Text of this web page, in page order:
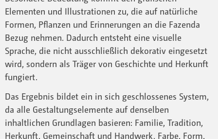
Elementen und Illustrationen zu, die auf natürliche
Formen, Pflanzen und Erinnerungen an die Fazenda
Bezug nehmen. Dadurch entsteht eine visuelle
Sprache, die nicht ausschließlich dekorativ eingesetzt
wird, sondern als Träger von Geschichte und Herkunft
fungiert.
Das Ergebnis bildet ein in sich geschlossenes System,
da alle Gestaltungselemente auf denselben
inhaltlichen Grundlagen basieren: Familie, Tradition,
Herkunft, Gemeinschaft und Handwerk. Farbe, Form,